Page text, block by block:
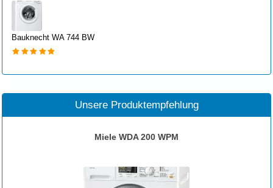
Bauknecht WA 744 BW
Unsere Produktempfehlung
Miele WDA 200 WPM